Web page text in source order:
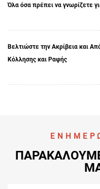
ανθρώπινη παρέμβαση.
Όλα όσα πρέπει να γνωρίζετε
Βελτιώστε την Ακρίβεια και
Κόλλησης και Ραφής